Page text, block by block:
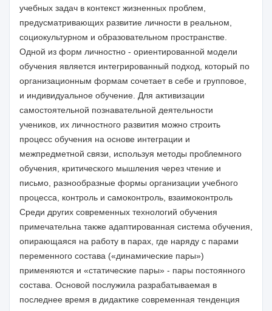
учебных задач в контекст жизненных проблем,
предусматривающих развитие личности в реальном,
социокультурном и образовательном пространстве.
Одной из форм личностно - ориентированной модели
обучения является интегрированный подход, который по
организационным формам сочетает в себе и групповое,
и индивидуальное обучение. Для активизации
самостоятельной познавательной деятельности
учеников, их личностного развития можно строить
процесс обучения на основе интеграции и
межпредметной связи, используя методы проблемного
обучения, критического мышления через чтение и
письмо, разнообразные формы организации учебного
процесса, контроль и самоконтроль, взаимоконтроль
Среди других современных технологий обучения
примечательна также адаптированная система обучения,
опирающаяся на работу в парах, где наряду с парами
переменного состава («динамические пары»)
применяются и «статические пары» - пары постоянного
состава. Основой послужила разрабатываемая в
последнее время в дидактике современная тенденция